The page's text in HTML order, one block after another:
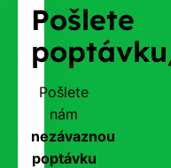
Pošlete
Pošlete
nám
nezávaznou
poptávku